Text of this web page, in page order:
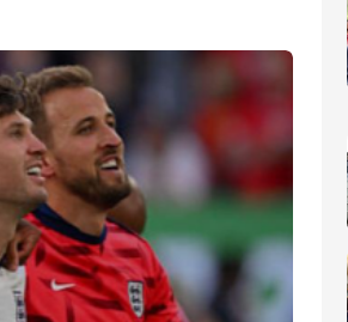
le 6ème rang africain et la 31e place